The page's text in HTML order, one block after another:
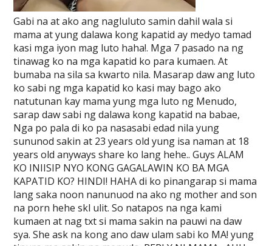
Gabi na at ako ang nagluluto samin dahil wala si
mama at yung dalawa kong kapatid ay medyo tamad
kasi mga iyon mag luto haha!. Mga 7 pasado na ng
tinawag ko na mga kapatid ko para kumaen. At
bumaba na sila sa kwarto nila. Masarap daw ang luto
ko sabi ng mga kapatid ko kasi may bago ako
natutunan kay mama yung mga luto ng Menudo,
sarap daw sabi ng dalawa kong kapatid na babae,
Nga po pala di ko pa nasasabi edad nila yung
sununod sakin at 23 years old yung isa naman at 18
years old anyways share ko lang hehe.. Guys ALAM
KO INIISIP NYO KONG GAGALAWIN KO BA MGA
KAPATID KO? HINDI! HAHA di ko pinangarap si mama
lang saka noon nanunuod na ako ng mother and son
na porn hehe skl ulit. So natapos na nga kami
kumaen at nag txt si mama sakin na pauwi na daw
sya. She ask na kong ano daw ulam sabi ko MA! yung